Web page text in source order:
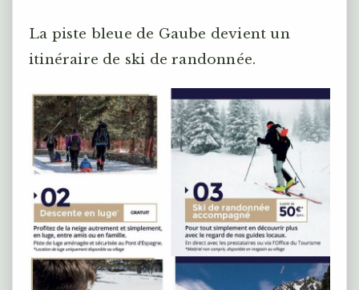
La piste bleue de Gaube devient un
itinéraire de ski de randonnée.